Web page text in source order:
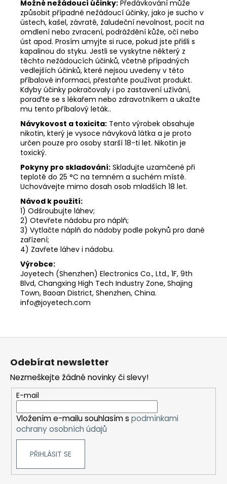
Možné nežádoucí účinky: Předávkování může
způsobit případné nežádoucí účinky, jako je sucho v
ústech, kašel, závratě, žaludeční nevolnost, pocit na
omdlení nebo zvracení, podráždění kůže, očí nebo
úst apod. Prosím umyjte si ruce, pokud jste přišli s
kapalinou do styku. Jestli se vyskytne některý z
těchto nežádoucích účinků, včetně případných
vedlejších účinků, které nejsou uvedeny v této
příbalové informaci, přestaňte používat produkt.
Kdyby účinky pokračovaly i po zastavení užívání,
poraďte se s lékařem nebo zdravotníkem a ukažte
mu tento příbalový leták..
Návykovost a toxicita: Tento výrobek obsahuje
nikotin, který je vysoce návyková látka a je proto
určen pouze pro osoby starší 18-ti let. Nikotin je
toxický.
Pokyny pro skladování: Skladujte uzamčené při
teplotě do 25 °C na temném a suchém místě.
Uchovávejte mimo dosah osob mladších 18 let.
Návod k použití:
1) Odšroubujte láhev;
2) Otevřete nádobu pro náplň;
3) Vytlačte náplň do nádoby podle pokynů pro dané
zařízení;
4) Zavřete láhev i nádobu.
Výrobce:
Joyetech (Shenzhen) Electronics Co., Ltd., 1F, 9th
Blvd, Changxing High Tech Industry Zone, Shajing
Town, Baoan District, Shenzhen, China.
info@joyetech.com
Odebírat newsletter
Nezmeškejte žádné novinky či slevy!
E-mail
Vložením e-mailu souhlasím s podmínkami
ochrany osobních údajů
PŘIHLÁSIT SE